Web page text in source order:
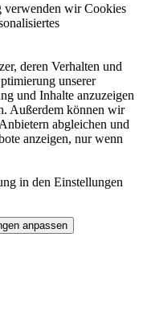
wir Cookies
deren Verhalten und
unserer
und Inhalte anzuzeigen
Außerdem können wir
abgleichen und
anzeigen, nur wenn
in den Einstellungen
anpassen